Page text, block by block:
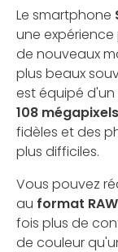
Le smartphone
une
de nouveaux
plus beaux
est équipé
108 mégapixels
fidèles et des
plus difficiles.
Vous pouvez
au format
fois plus de
de couleur